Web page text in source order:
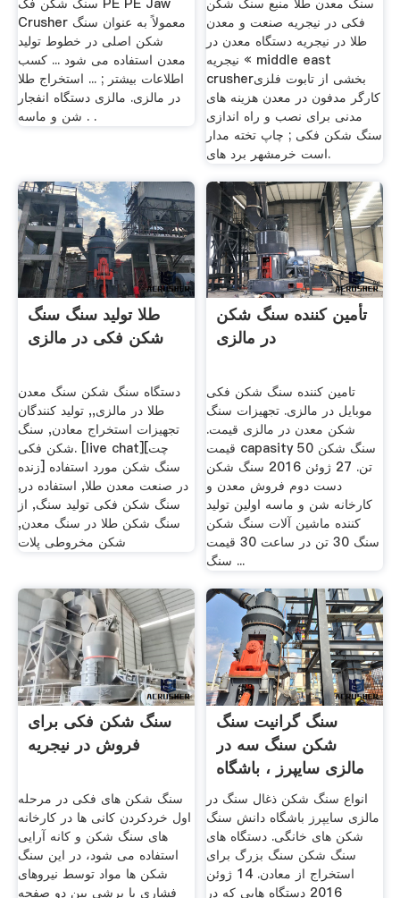
سنگ شکن فک PE PE Jaw
Crusher معمولاً به عنوان سنگ
شکن اصلی در خطوط تولید
معدن استفاده می شود ... کسب
اطلاعات بیشتر ; ... استخراج طلا
در مالزی. مالزی دستگاه انفجار
شن و ماسه . .
سنگ معدن طلا منبع سنگ شکن
فکی در نیجریه صنعت و معدن
طلا در نیجریه دستگاه معدن در
نیجریه « middle east
crusherبخشی از تابوت فلزی
کارگر مدفون در معدن هزینه های
مدنی برای نصب و راه اندازی
سنگ شکن فکی ; چاپ تخته مدار
است خرمشهر برد های.
طلا تولید سنگ سنگ
شکن فکی در مالزی
دستگاه سنگ شکن سنگ معدن
طلا در مالزی,, تولید کنندگان
تجهیزات استخراج معادن, سنگ
شکن فکی. [live chat][چت
زنده] سنگ شکن مورد استفاده
در صنعت معدن طلا, استفاده در,
سنگ شکن فکی تولید سنگ, از
سنگ شکن طلا در سنگ معدن,
شکن مخروطی پلات
تأمین کننده سنگ شکن
در مالزی
تامین کننده سنگ شکن فکی
موبایل در مالزی. تجهیزات سنگ
شکن معدن در مالزی قیمت.
قیمت capasity سنگ شکن 50
تن. 27 ژوئن 2016 سنگ شکن
دست دوم فروش معدن و
کارخانه شن و ماسه اولين توليد
کننده ماشين آلات سنگ شکن
سنگ 30 تن در ساعت 30 قیمت
سنگ ...
سنگ شکن فکی برای
فروش در نیجریه
سنگ شکن های فکی در مرحله
اول خردکردن کانی ها در کارخانه
های سنگ شکن و کانه آرایی
استفاده می شود، در این سنگ
شکن ها مواد توسط نیروهای
فشاری یا برشی بین دو صفحه
سنگ گرانیت سنگ
شکن سنگ سه در
مالزی سایپرز ، باشگاه
انواع سنگ شکن ذغال سنگ در
مالزی سایپرز باشگاه دانش سنگ
شکن های خانگی. دستگاه های
سنگ شکن سنگ بزرگ برای
استخراج از معادن. 14 ژوئن
2016 دستگاه هایی که در